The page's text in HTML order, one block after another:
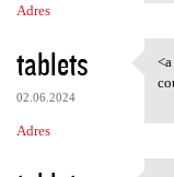
Adres
tablets
02.06.2024
Adres
<a